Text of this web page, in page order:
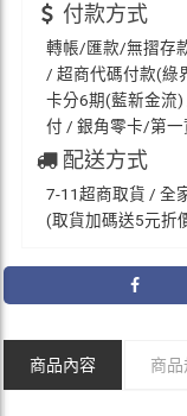
付款方式
轉帳/匯款/無摺存
/ 超商代碼付款(綠
卡分6期(藍新金流)
付 / 銀角零卡/第
配送方式
7-11超商取貨 / 全
(取貨加碼送5元折
商品內容 商